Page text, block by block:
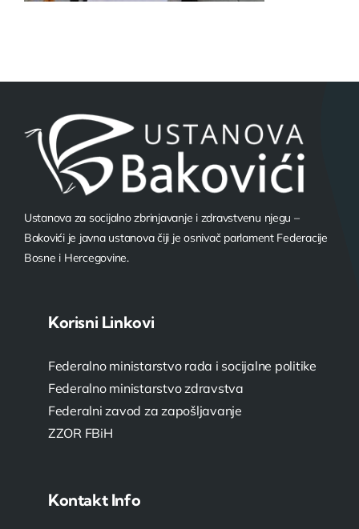
Ustanova za socijalno zbrinjavanje i zdravstvenu njegu –
Bakovići je javna ustanova čiji je osnivač parlament Federacije
Bosne i Hercegovine.
Korisni Linkovi
Federalno ministarstvo rada i socijalne politike
Federalno ministarstvo zdravstva
Federalni zavod za zapošljavanje
ZZOR FBiH
Kontakt Info